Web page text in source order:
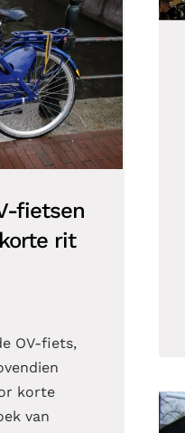
fietsen
rit
OV-fiets,
korte
van